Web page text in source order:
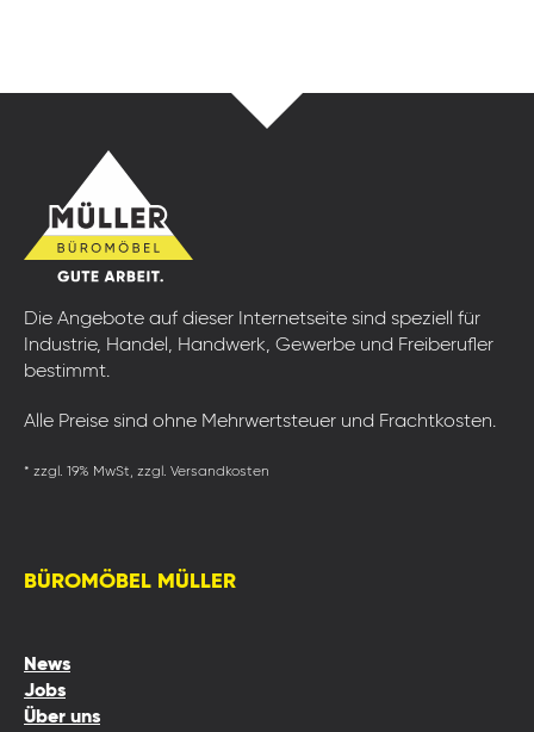
Die Angebote auf dieser Internetseite sind speziell für
Industrie, Handel, Handwerk, Gewerbe und Freiberufler
bestimmt.
Alle Preise sind ohne Mehrwertsteuer und Frachtkosten.
* zzgl. 19% MwSt, zzgl. Versandkosten
BÜROMÖBEL MÜLLER
News
Jobs
Über uns